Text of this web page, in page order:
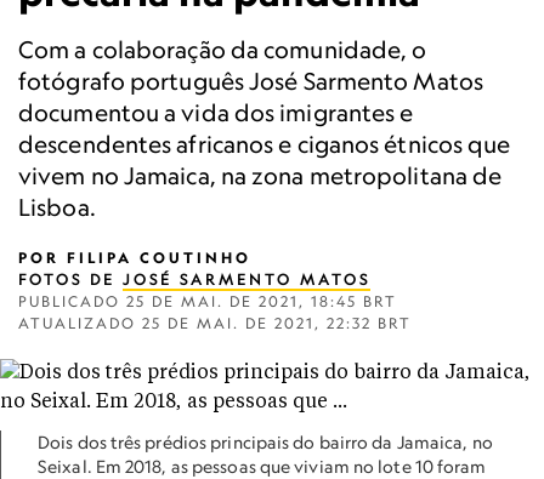
Com a colaboração da comunidade, o
fotógrafo português José Sarmento Matos
documentou a vida dos imigrantes e
descendentes africanos e ciganos étnicos que
vivem no Jamaica, na zona metropolitana de
Lisboa.
POR FILIPA COUTINHO
FOTOS DE JOSÉ SARMENTO MATOS
PUBLICADO 25 DE MAI. DE 2021, 18:45 BRT
ATUALIZADO 25 DE MAI. DE 2021, 22:32 BRT
Dois dos três prédios principais do bairro da Jamaica, no
Seixal. Em 2018, as pessoas que viviam no lote 10 foram